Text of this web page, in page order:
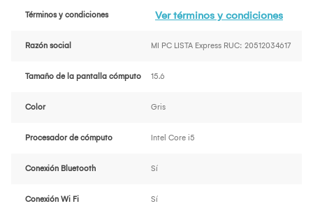
Términos y condiciones Ver términos y condiciones
Razón social MI PC LISTA Express RUC: 20512034617
Tamaño de la pantalla cómputo 15.6
Color Gris
Procesador de cómputo Intel Core i5
Conexión Bluetooth Sí
Conexión Wi Fi Sí